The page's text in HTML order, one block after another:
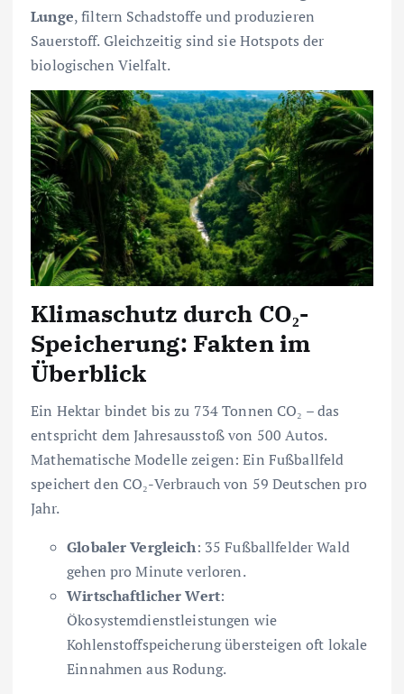
Lunge, filtern Schadstoffe und produzieren
Sauerstoff. Gleichzeitig sind sie Hotspots der
biologischen Vielfalt.
Klimaschutz durch CO₂-
Speicherung: Fakten im
Überblick
Ein Hektar bindet bis zu 734 Tonnen CO₂ – das
entspricht dem Jahresausstoß von 500 Autos.
Mathematische Modelle zeigen: Ein Fußballfeld
speichert den CO₂-Verbrauch von 59 Deutschen pro
Jahr.
Globaler Vergleich: 35 Fußballfelder Wald
gehen pro Minute verloren.
Wirtschaftlicher Wert:
Ökosystemdienstleistungen wie
Kohlenstoffspeicherung übersteigen oft lokale
Einnahmen aus Rodung.